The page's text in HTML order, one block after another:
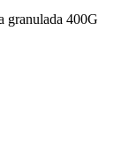
granulada 400G